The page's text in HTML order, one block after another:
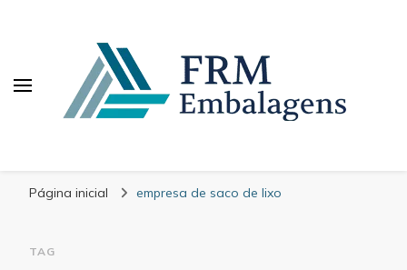
Página inicial empresa de saco de lixo
TAG